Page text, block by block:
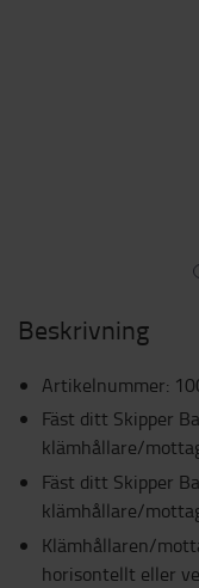
Beskrivning
Artikelnummer:
Fäst ditt Skipper
klämhållare/
Fäst ditt Skipper
klämhållare/
Klämhållaren/
horisontellt eller